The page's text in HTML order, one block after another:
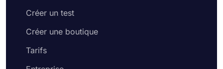
Créer un test
Créer une boutique
Tarifs